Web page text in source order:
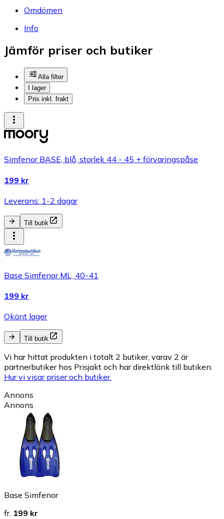
Omdömen
Info
Jämför priser och butiker
Alla filter
I lager
Pris inkl. frakt
Simfenor BASE, blå, storlek 44 - 45 + förvaringspåse
199 kr
Leverans: 1-2 dagar
Till butik
Base Simfenor ML, 40-41
199 kr
Okänt lager
Till butik
Vi har hittat produkten i totalt 2 butiker, varav 2 är
partnerbutiker hos Prisjakt och har direktlänk till butiken.
Hur vi visar priser och butiker.
Annons
Annons
Base Simfenor
fr. 199 kr